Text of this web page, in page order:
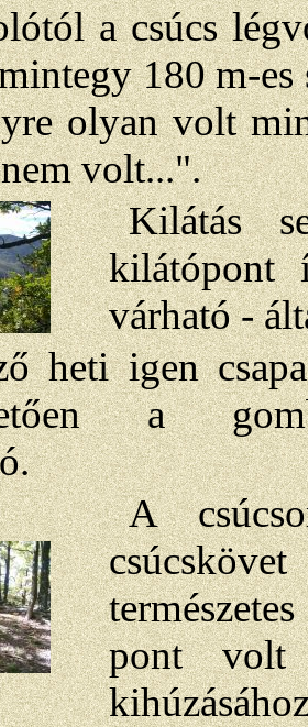
a csúcs
180 m-
olyan volt
volt...".
Kilátás
kilátópont
várható -
heti igen
a
A
pont volt